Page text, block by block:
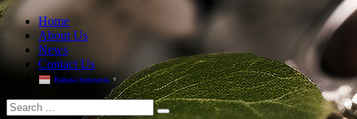
Home
About Us
News
Contact Us
Bahasa Indonesia ▼